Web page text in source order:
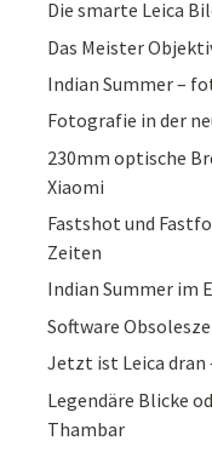
Die smarte Leica
Das Meister
Indian Summer –
Fotografie in der
230mm optische
Xiaomi
Fastshot und
Zeiten
Indian Summer im
Software
Jetzt ist Leica dran
Legendäre Blicke
Thambar